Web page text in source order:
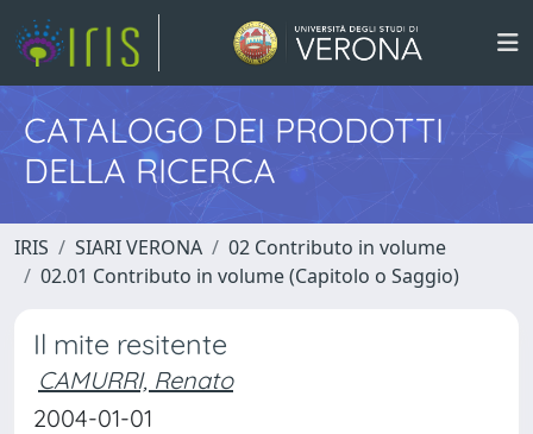
CATALOGO DEI PRODOTTI
DELLA RICERCA
IRIS SIARI VERONA
02 Contributo in volume
02.01 Contributo in volume (Capitolo o Saggio)
Il mite resitente
CAMURRI, Renato
2004-01-01